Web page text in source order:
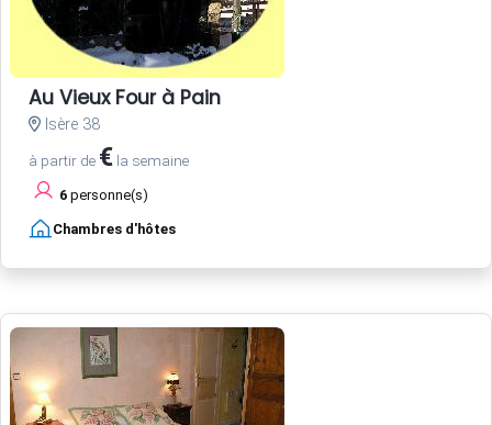
Au Vieux Four à Pain
Isère 38
à partir de € la semaine
6 personne(s)
Chambres d'hôtes